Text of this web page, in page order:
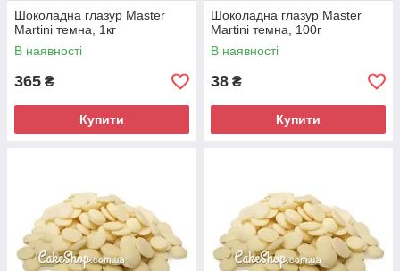
Шоколадна глазур Master
Martini темна, 1кг
В наявності
365 ₴
Купити
Шоколадна глазур Master
Martini темна, 100г
В наявності
38 ₴
Купити